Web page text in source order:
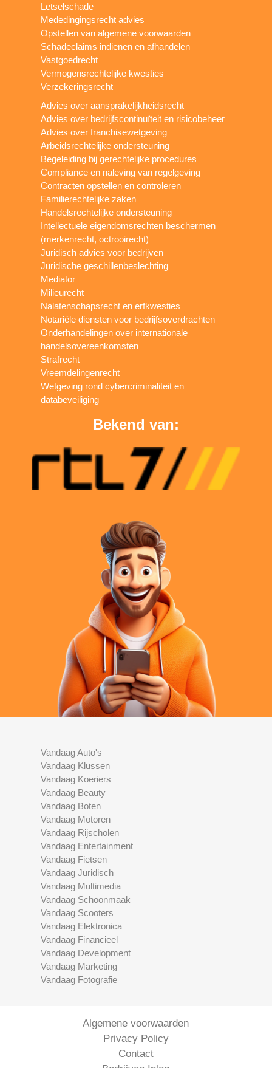
Letselschade
Mededingingsrecht advies
Opstellen van algemene voorwaarden
Schadeclaims indienen en afhandelen
Vastgoedrecht
Vermogensrechtelijke kwesties
Verzekeringsrecht
Advies over aansprakelijkheidsrecht
Advies over bedrijfscontinuïteit en risicobeheer
Advies over franchisewetgeving
Arbeidsrechtelijke ondersteuning
Begeleiding bij gerechtelijke procedures
Compliance en naleving van regelgeving
Contracten opstellen en controleren
Familierechtelijke zaken
Handelsrechtelijke ondersteuning
Intellectuele eigendomsrechten beschermen
(merkenrecht, octrooirecht)
Juridisch advies voor bedrijven
Juridische geschillenbeslechting
Mediator
Milieurecht
Nalatenschapsrecht en erfkwesties
Notariële diensten voor bedrijfsoverdrachten
Onderhandelingen over internationale
handelsovereenkomsten
Strafrecht
Vreemdelingenrecht
Wetgeving rond cybercriminaliteit en
databeveiliging
Bekend van:
Vandaag Auto's
Vandaag Klussen
Vandaag Koeriers
Vandaag Beauty
Vandaag Boten
Vandaag Motoren
Vandaag Rijscholen
Vandaag Entertainment
Vandaag Fietsen
Vandaag Juridisch
Vandaag Multimedia
Vandaag Schoonmaak
Vandaag Scooters
Vandaag Elektronica
Vandaag Financieel
Vandaag Development
Vandaag Marketing
Vandaag Fotografie
Algemene voorwaarden
Privacy Policy
Contact